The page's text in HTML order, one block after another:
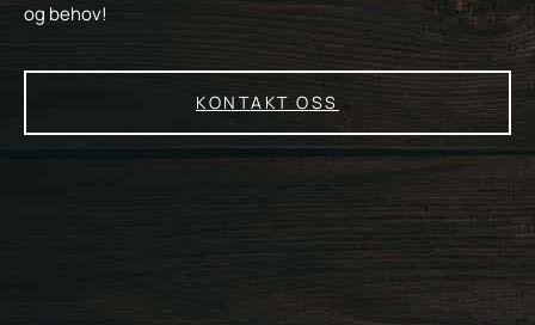
og behov!
KONTAKT OSS